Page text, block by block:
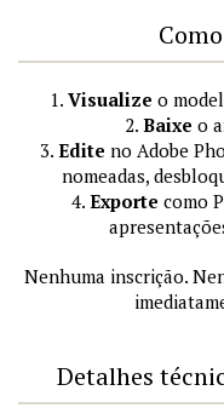
1. Visualize o
2. Baixe o
3. Edite no Adobe
nomeadas,
4. Exporte como
Nenhuma inscrição.
Detalhes